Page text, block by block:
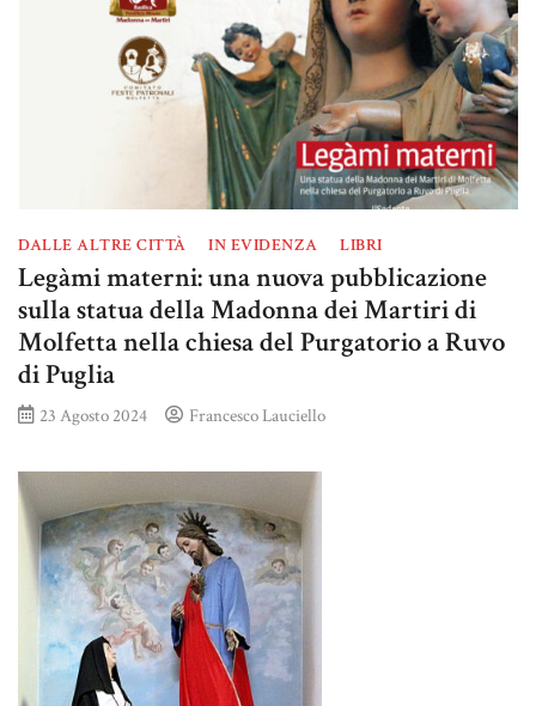
DALLE ALTRE CITTÀ IN EVIDENZA LIBRI
Legàmi materni: una nuova pubblicazione
sulla statua della Madonna dei Martiri di
Molfetta nella chiesa del Purgatorio a Ruvo
di Puglia
23 Agosto 2024 Francesco Lauciello